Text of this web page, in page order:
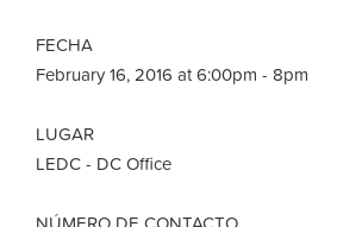
FECHA
February 16, 2016 at 6:00pm - 8pm
LUGAR
LEDC - DC Office